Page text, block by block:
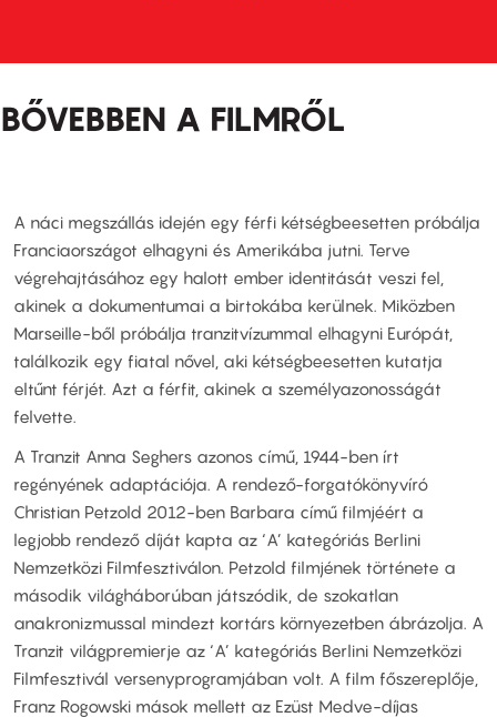
BŐVEBBEN A FILMRŐL
A náci megszállás idején egy férfi kétségbeesetten próbálja
Franciaországot elhagyni és Amerikába jutni. Terve
végrehajtásához egy halott ember identitását veszi fel,
akinek a dokumentumai a birtokába kerülnek. Miközben
Marseille-ből próbálja tranzitvízummal elhagyni Európát,
találkozik egy fiatal nővel, aki kétségbeesetten kutatja
eltűnt férjét. Azt a férfit, akinek a személyazonosságát
felvette.
A Tranzit Anna Seghers azonos című, 1944-ben írt
regényének adaptációja. A rendező-forgatókönyvíró
Christian Petzold 2012-ben Barbara című filmjéért a
legjobb rendező díját kapta az ‘A’ kategóriás Berlini
Nemzetközi Filmfesztiválon. Petzold filmjének története a
második világháborúban játszódik, de szokatlan
anakronizmussal mindezt kortárs környezetben ábrázolja. A
Tranzit világpremierje az ‘A’ kategóriás Berlini Nemzetközi
Filmfesztivál versenyprogramjában volt. A film főszereplője,
Franz Rogowski mások mellett az Ezüst Medve-díjas